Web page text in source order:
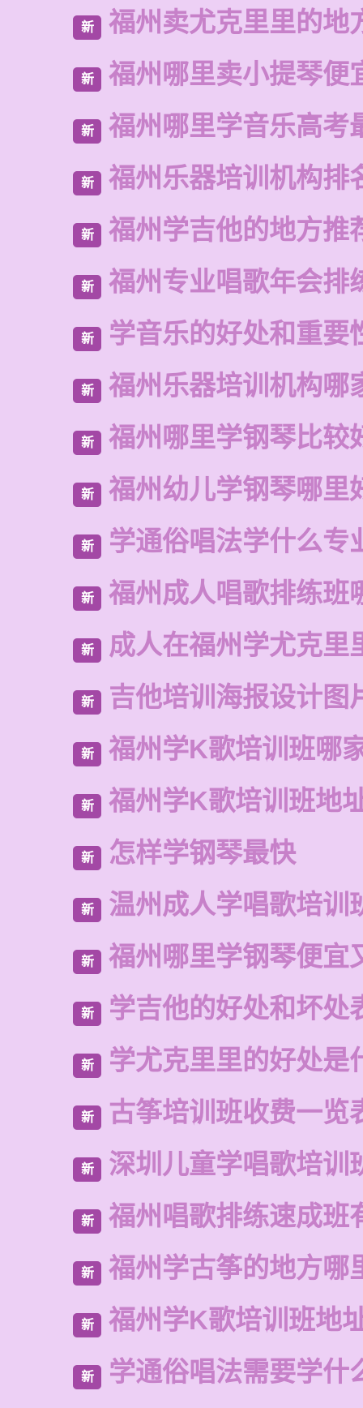
新 福州卖尤克里里的地
新 福州哪里卖小提琴便
新 福州哪里学音乐高考
新 福州乐器培训机构排
新 福州学吉他的地方推
新 福州专业唱歌年会排
新 学音乐的好处和重要
新 福州乐器培训机构哪
新 福州哪里学钢琴比较
新 福州幼儿学钢琴哪里
新 学通俗唱法学什么专
新 福州成人唱歌排练班
新 成人在福州学尤克里
新 吉他培训海报设计图
新 福州学K歌培训班哪
新 福州学K歌培训班地
新 怎样学钢琴最快
新 温州成人学唱歌培训
新 福州哪里学钢琴便宜
新 学吉他的好处和坏处
新 学尤克里里的好处是
新 古筝培训班收费一览
新 深圳儿童学唱歌培训
新 福州唱歌排练速成班
新 福州学古筝的地方哪
新 福州学K歌培训班地
新 学通俗唱法需要学什